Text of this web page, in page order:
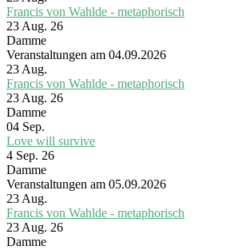
Francis von Wahlde - metaphorisch
23 Aug. 26
Damme
Veranstaltungen am 04.09.2026
23Aug.
Francis von Wahlde - metaphorisch
23 Aug. 26
Damme
04 Sep.
Love will survive
4 Sep. 26
Damme
Veranstaltungen am 05.09.2026
23Aug.
Francis von Wahlde - metaphorisch
23 Aug. 26
Damme